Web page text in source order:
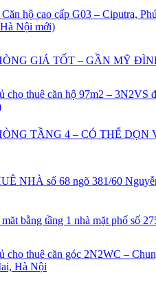
hộ cao cấp G03 – Ciputra,
Nội mới)
GIÁ TỐT – GẦN MỸ
cho thuê căn hộ 97m2 –
TẦNG 4 – CÓ THỂ DỌN
NHÀ số 68 ngõ 381/60
bằng tầng 1 nhà mặt phố số
cho thuê căn góc 2N2WC –
Hà Nội